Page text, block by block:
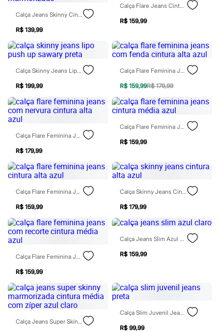
Tops
Moda íntima
Calcinhas
Meias
Pijamas
Moda praia
Biquínis
Maiôs
Saídas de praia
Personagens
Plus size
Blusas e Camisetas
Calças
Jeans
Moda esportiva
Shorts e Saias
Vestidos
Masculino
Em alta
Dia dos Pais
Novidades
Roupas
Bermudas
Calças
Camisetas e Regatas
Casacos e Jaquetas
Jeans
Polos
Acessórios
Bolsas e Mochilas
Chapéus e Bonés
Calça Jeans Skinny Cintura Super Alta Azul Claro Marmorizado
R$ 139,99
Calça Flare Jeans Cintura Alta Sawary Preta
R$ 159,99
Calça Skinny Jeans Lipo Push Up Sawary Preta
R$ 199,99
Calça Flare Feminina Jeans Com Fenda Cintura Alta Azul
R$ 159,99R$ 179,99
Calça Flare Feminina Jeans Com Nervura Cintura Alta Azul
R$ 179,99
Calça Flare Feminina Jeans Cintura Média Azul
R$ 159,99
Calça Flare Feminina Jeans Cintura Alta Azul
R$ 159,99
Calça Skinny Jeans Cintura Alta Azul
R$ 179,99
Calça Flare Feminina Jeans Com Recorte Cintura Média Azul
R$ 159,99
Calça Jeans Slim Azul Claro
R$ 159,99
Calça Jeans Super Skinny Marmorizada Cintura Média Com Zíper Azul Claro
Calça Slim Juvenil Jeans Preta
R$ 99,99